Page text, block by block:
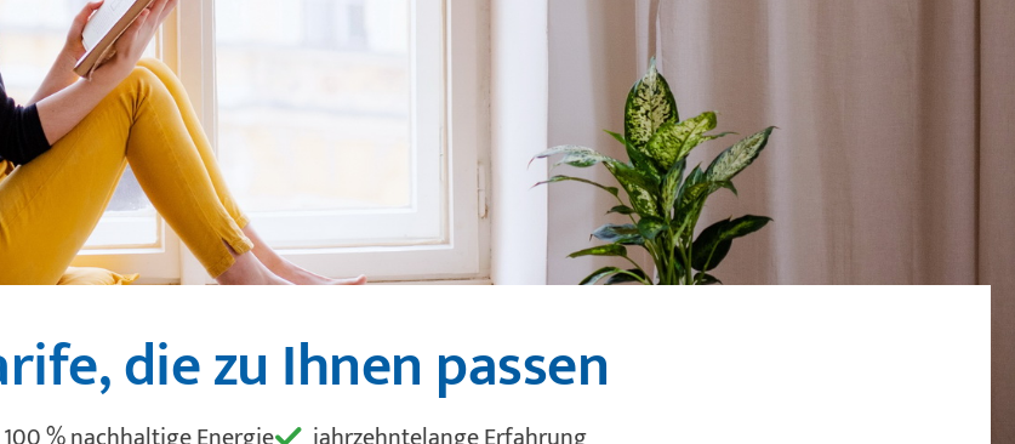
die zu Ihnen passen
Lesehilfe
Links unterstreichen
Animationen ausschalten